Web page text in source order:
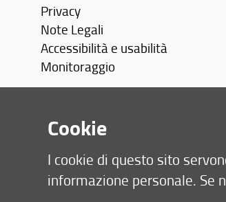
Privacy
Note Legali
Accessibilità e usabilità
Monitoraggio
Cookie
I cookie di questo sito
informazione personale. Se